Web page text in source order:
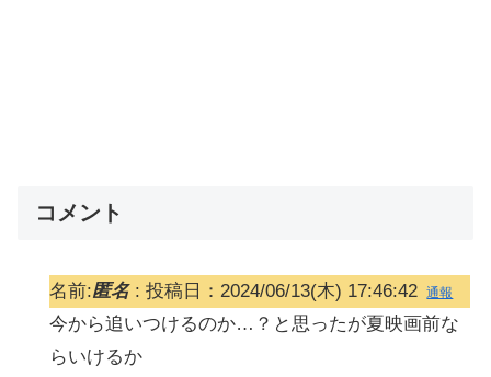
コメント
名前:匿名: 投稿日：2024/06/13(木) 17:46:42 通報
今から追いつけるのか…？と思ったが夏映画前な
らいけるか